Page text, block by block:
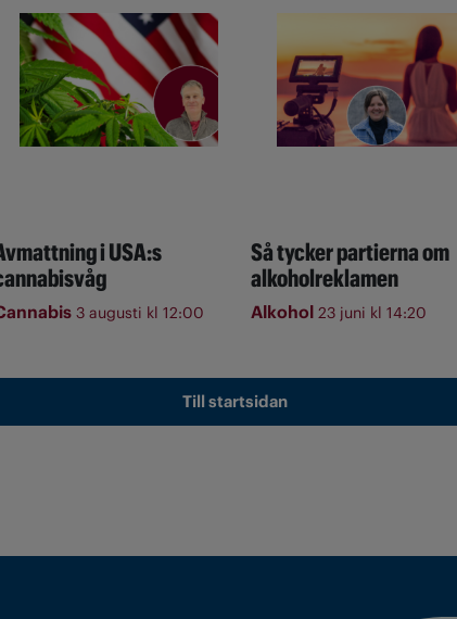
i USA:s
3 augusti kl 12:00
Så tycker partierna om
alkoholreklamen
Alkohol 23 juni kl 14:20
Till startsidan